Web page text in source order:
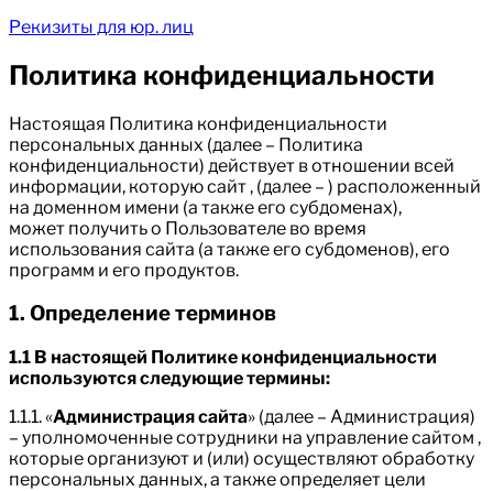
Рекизиты для юр. лиц
Политика конфиденциальности
Настоящая Политика конфиденциальности
персональных данных (далее – Политика
конфиденциальности) действует в отношении всей
информации, которую сайт , (далее – ) расположенный
на доменном имени (а также его субдоменах),
может получить о Пользователе во время
использования сайта (а также его субдоменов), его
программ и его продуктов.
1. Определение терминов
1.1 В настоящей Политике конфиденциальности
используются следующие термины:
1.1.1. «Администрация сайта» (далее – Администрация)
– уполномоченные сотрудники на управление сайтом ,
которые организуют и (или) осуществляют обработку
персональных данных, а также определяет цели